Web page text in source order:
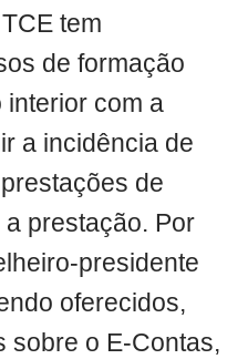
tem
de formação
interior com a
a incidência de
de
prestação. Por
presidente
oferecidos,
sobre o E-Contas,